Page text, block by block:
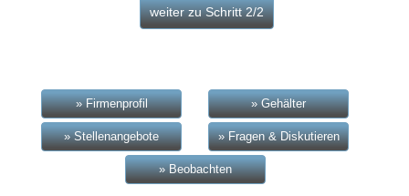
» Firmenprofil » Gehälter
» Stellenangebote » Fragen & Diskutieren
» Beobachten